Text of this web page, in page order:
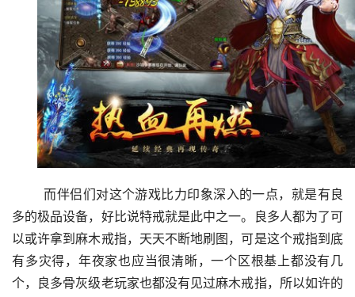
多的极品设备，好比说特戒就是此中之一。良多人都为了可
以或许拿到麻木戒指，天天不断地刷图，可是这个戒指到底
有多灾得，年夜家也应当很清晰，一个区根基上都没有几
个，良多骨灰级老玩家也都没有见过麻木戒指，所以如许的